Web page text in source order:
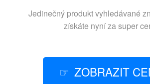
Jedinečný produkt vyhledávané
získáte nyní za super
ZOBRAZIT